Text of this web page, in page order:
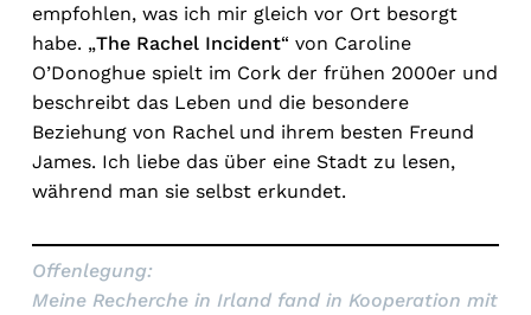
empfohlen, was ich mir gleich vor Ort besorgt
habe. „The Rachel Incident“ von Caroline
O’Donoghue spielt im Cork der frühen 2000er und
beschreibt das Leben und die besondere
Beziehung von Rachel und ihrem besten Freund
James. Ich liebe das über eine Stadt zu lesen,
während man sie selbst erkundet.
Offenlegung:
Meine Recherche in Irland fand in Kooperation mit